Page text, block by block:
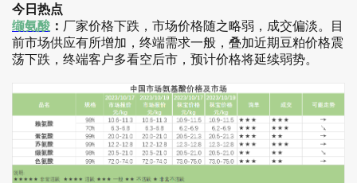
今日热点​
缬氨酸 ： 厂家价格下跌，市场价格随之略弱，成交偏淡。目
前市场供应有所增加，终端需求一般，叠加近期豆粕价格震
荡下跌，终端客户多看空后市，预计价格将延续弱势。